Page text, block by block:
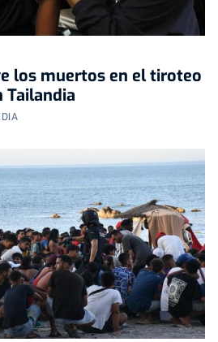
los muertos en el tiroteo
Tailandia